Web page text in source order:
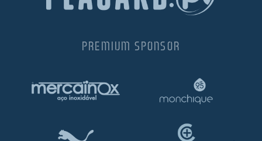
PREMIUM SPONSOR